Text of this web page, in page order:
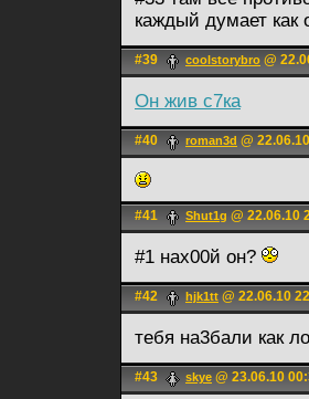
каждый думает как
#39 coolstorybro @
Он жив с7ка
#40 roman3d @
#41 Shut1g @ 22.06.10
#1 нах00й он?
#42 hjk1tt @ 22.06.10
тебя на3бали как
#43 skye @ 23.06.10